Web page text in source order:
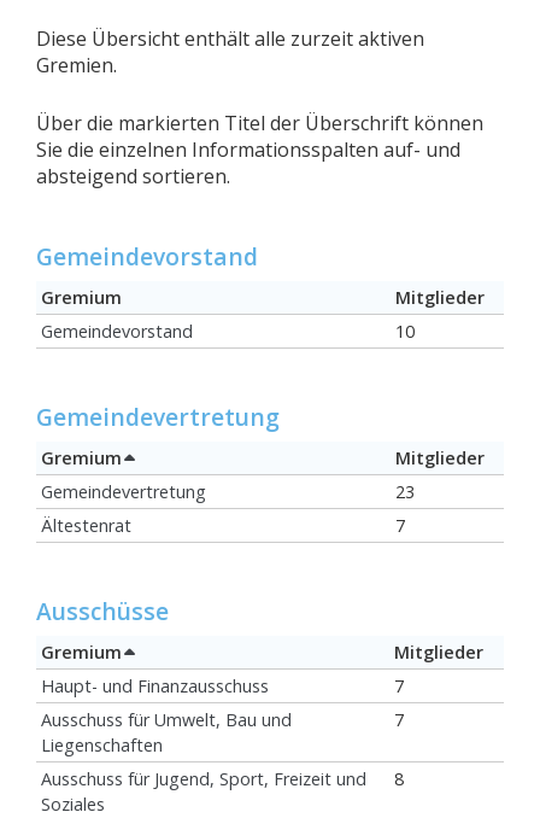
Diese Übersicht enthält alle zurzeit aktiven
Gremien.
Über die markierten Titel der Überschrift können
Sie die einzelnen Informationsspalten auf- und
absteigend sortieren.
Gemeindevorstand
Gremium
Mitglieder
Gemeindevorstand
10
Gemeindevertretung
Gremium
Mitglieder
Gemeindevertretung
23
Ältestenrat
7
Ausschüsse
Gremium
Mitglieder
Haupt- und Finanzausschuss
7
Ausschuss für Umwelt, Bau und
Liegenschaften
7
Ausschuss für Jugend, Sport, Freizeit und
Soziales
8